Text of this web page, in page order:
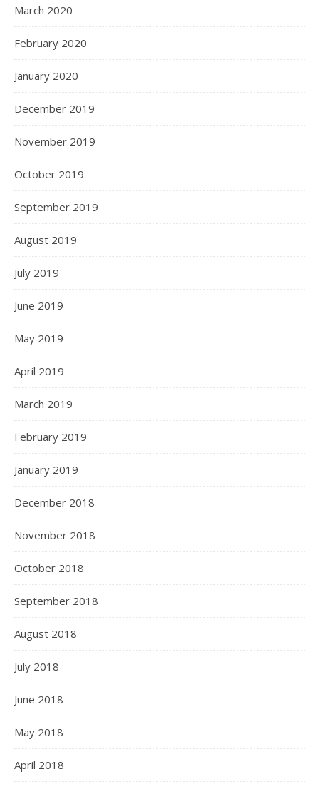
March 2020
February 2020
January 2020
December 2019
November 2019
October 2019
September 2019
August 2019
July 2019
June 2019
May 2019
April 2019
March 2019
February 2019
January 2019
December 2018
November 2018
October 2018
September 2018
August 2018
July 2018
June 2018
May 2018
April 2018